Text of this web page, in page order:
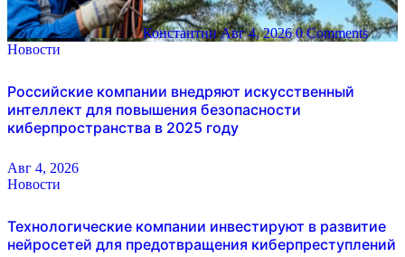
КонстантинАвг 4, 2026 0 Comments
Новости
Российские компании внедряют искусственный
интеллект для повышения безопасности
киберпространства в 2025 году
Авг 4, 2026
Новости
Технологические компании инвестируют в развитие
нейросетей для предотвращения киберпреступлений